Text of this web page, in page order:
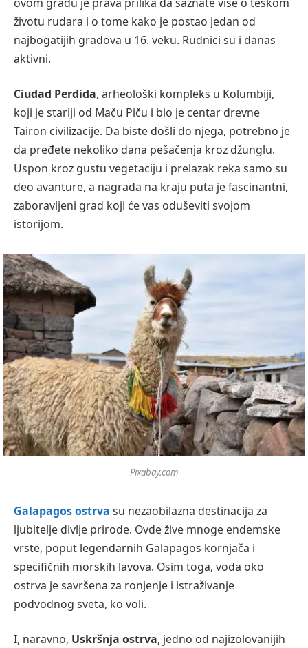
životu rudara i o tome kako je postao jedan od
najbogatijih gradova u 16. veku. Rudnici su i danas
aktivni.
Ciudad Perdida, arheološki kompleks u Kolumbiji,
koji je stariji od Maču Piču i bio je centar drevne
Tairon civilizacije. Da biste došli do njega, potrebno je
da pređete nekoliko dana pešačenja kroz džunglu.
Uspon kroz gustu vegetaciju i prelazak reka samo su
deo avanture, a nagrada na kraju puta je fascinantni,
zaboravljeni grad koji će vas oduševiti svojom
istorijom.
Pixabay.com
Galapagos ostrva su nezaobilazna destinacija za
ljubitelje divlje prirode. Ovde žive mnoge endemske
vrste, poput legendarnih Galapagos kornjača i
specifičnih morskih lavova. Osim toga, voda oko
ostrva je savršena za ronjenje i istraživanje
podvodnog sveta, ko voli.
I, naravno, Uskršnja ostrva, jedno od najizolovanijih